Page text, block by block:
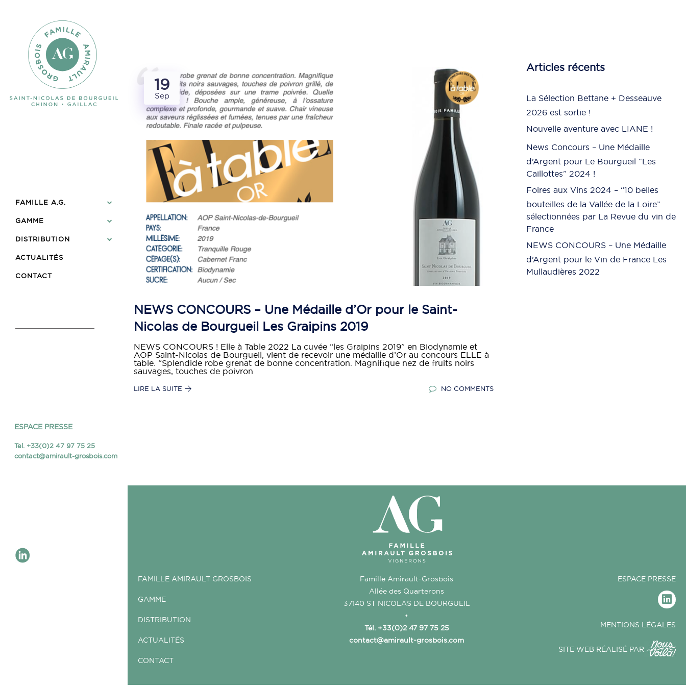
FAMILLE A.G.
GAMME
DISTRIBUTION
ACTUALITÉS
CONTACT
ESPACE PRESSE
Tel. +33(0)2 47 97 75 25
contact@amirault-grosbois.com
19
Sep
NEWS CONCOURS – Une Médaille d’Or pour le Saint-
Nicolas de Bourgueil Les Graipins 2019
NEWS CONCOURS ! Elle à Table 2022 La cuvée “les Graipins 2019” en Biodynamie et
AOP Saint-Nicolas de Bourgueil, vient de recevoir une médaille d’Or au concours ELLE à
table. “Splendide robe grenat de bonne concentration. Magnifique nez de fruits noirs
sauvages, touches de poivron
LIRE LA SUITE NO COMMENTS
Articles récents
La Sélection Bettane + Desseauve
2026 est sortie !
Nouvelle aventure avec LIANE !
News Concours – Une Médaille
d’Argent pour Le Bourgueil “Les
Caillottes” 2024 !
Foires aux Vins 2024 – “10 belles
bouteilles de la Vallée de la Loire”
sélectionnées par La Revue du vin de
France
NEWS CONCOURS – Une Médaille
d’Argent pour le Vin de France Les
Mullaudières 2022
FAMILLE AMIRAULT GROSBOIS
GAMME
DISTRIBUTION
ACTUALITÉS
CONTACT
Famille Amirault-Grosbois
Allée des Quarterons
37140 ST NICOLAS DE BOURGUEIL
•
Tél. +33(0)2 47 97 75 25
contact@amirault-grosbois.com
ESPACE PRESSE
MENTIONS LÉGALES
SITE WEB RÉALISÉ PAR